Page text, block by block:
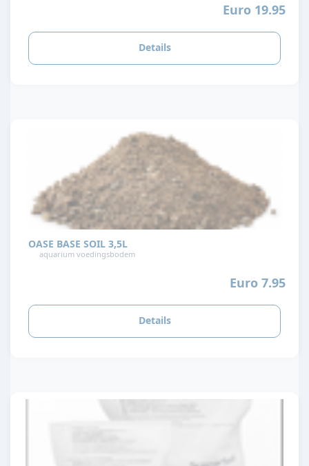
Euro 19.95
Details
OASE BASE SOIL 3,5L
aquarium voedingsbodem
Euro 7.95
Details